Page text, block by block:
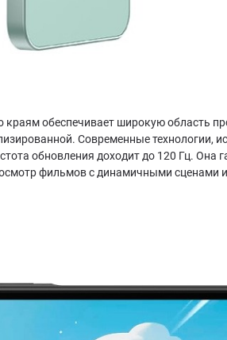
обеспечивает широкую область
Современные
обновления доходит до 120 Гц. Она
фильмов с динамичными сценами